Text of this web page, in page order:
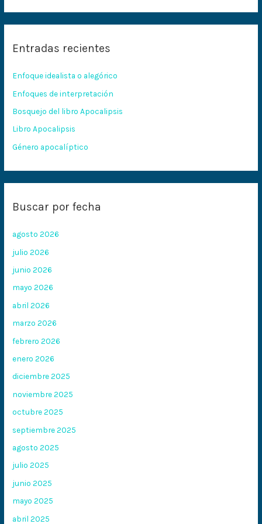
a
p
o
r
:
Entradas recientes
Enfoque idealista o alegórico
Enfoques de interpretación
Bosquejo del libro Apocalipsis
Libro Apocalipsis
Género apocalíptico
Buscar por fecha
agosto 2026
julio 2026
junio 2026
mayo 2026
abril 2026
marzo 2026
febrero 2026
enero 2026
diciembre 2025
noviembre 2025
octubre 2025
septiembre 2025
agosto 2025
julio 2025
junio 2025
mayo 2025
abril 2025